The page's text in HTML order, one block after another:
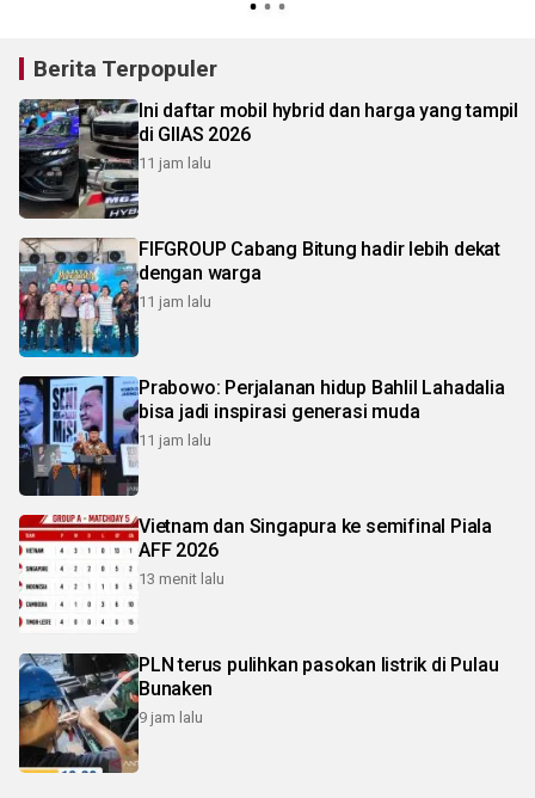
Berita Terpopuler
Ini daftar mobil hybrid dan harga yang tampil
di GIIAS 2026
11 jam lalu
FIFGROUP Cabang Bitung hadir lebih dekat
dengan warga
11 jam lalu
Prabowo: Perjalanan hidup Bahlil Lahadalia
bisa jadi inspirasi generasi muda
11 jam lalu
Vietnam dan Singapura ke semifinal Piala
AFF 2026
13 menit lalu
PLN terus pulihkan pasokan listrik di Pulau
Bunaken
9 jam lalu